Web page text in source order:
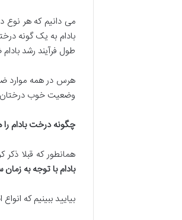
می دانیم که هر نوع
بادام به یک گونه
طول فرآیند رشد
هرس در همه موارد
وضعیت خوب درختان
چگونه درخت بادام
همانطور که قبلا
بادام با توجه به
بیایید ببینیم که